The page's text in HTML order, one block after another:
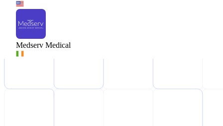
Medserv Medical